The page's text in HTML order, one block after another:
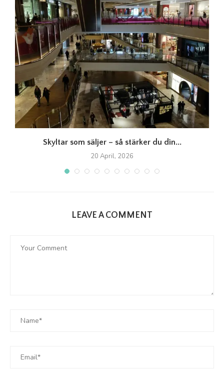
Skyltar som säljer – så stärker du din...
20 April, 2026
LEAVE A COMMENT